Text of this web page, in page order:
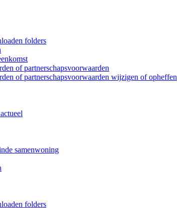
folders
of partnerschapsvoorwaarden
of partnerschapsvoorwaarden wijzigen of opheffen
samenwoning
folders